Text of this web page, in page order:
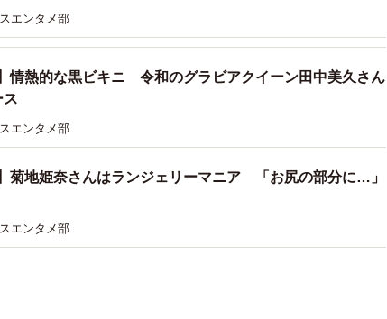
エンタメ部
情熱的な黒ビキニ 令和のグラビアクイーン田中美久さん
ス
エンタメ部
菊地姫奈さんはランジェリーマニア 「お尻の部分に…」
エンタメ部